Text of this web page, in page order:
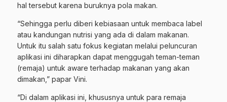
hal tersebut karena buruknya pola makan.
“Sehingga perlu diberi kebiasaan untuk membaca label
atau kandungan nutrisi yang ada di dalam makanan.
Untuk itu salah satu fokus kegiatan melalui peluncuran
aplikasi ini diharapkan dapat menggugah teman-teman
(remaja) untuk aware terhadap makanan yang akan
dimakan,” papar Vini.
“Di dalam aplikasi ini, khususnya untuk para remaja